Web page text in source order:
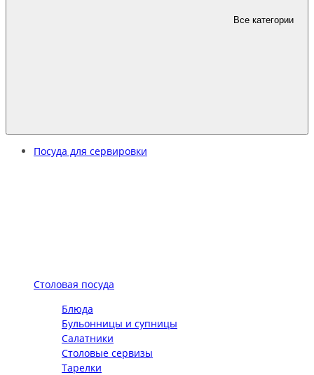
Все категории
Посуда для сервировки
Столовая посуда
Блюда
Бульонницы и супницы
Салатники
Столовые сервизы
Тарелки